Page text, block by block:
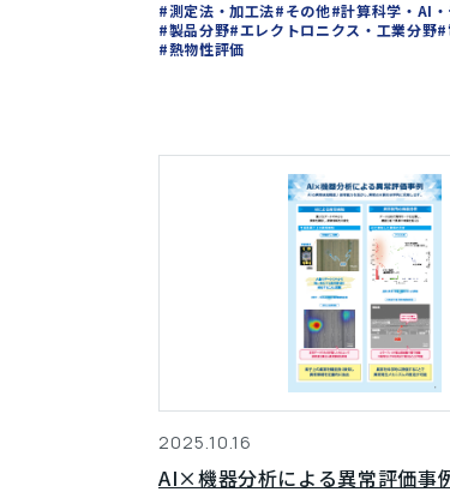
#測定法・加工法#その他#計算科学・AI
#製品分野#エレクトロニクス・工業分野#
#熱物性評価
2025.10.16
AI×機器分析による異常評価事